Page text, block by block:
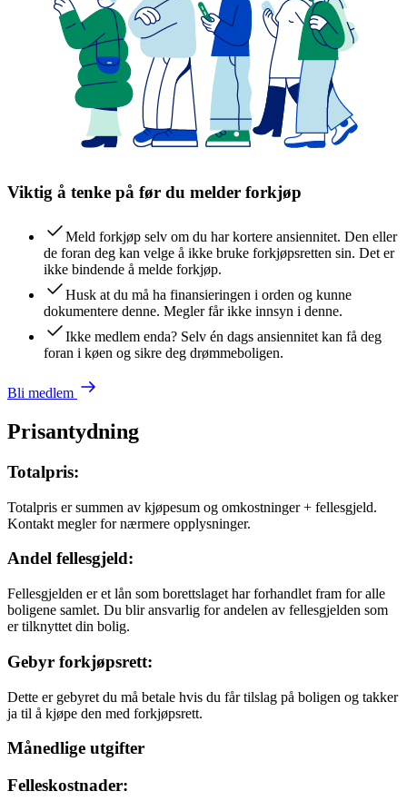
Viktig å tenke på før du melder forkjøp
Meld forkjøp selv om du har kortere ansiennitet. Den eller
de foran deg kan velge å ikke bruke forkjøpsretten sin. Det er
ikke bindende å melde forkjøp.
Husk at du må ha finansieringen i orden og kunne
dokumentere denne. Megler får ikke innsyn i denne.
Ikke medlem enda? Selv én dags ansiennitet kan få deg
foran i køen og sikre deg drømmeboligen.
Bli medlem
Prisantydning
Totalpris:
Totalpris er summen av kjøpesum og omkostninger + fellesgjeld.
Kontakt megler for nærmere opplysninger.
Andel fellesgjeld:
Fellesgjelden er et lån som borettslaget har forhandlet fram for alle
boligene samlet. Du blir ansvarlig for andelen av fellesgjelden som
er tilknyttet din bolig.
Gebyr forkjøpsrett:
Dette er gebyret du må betale hvis du får tilslag på boligen og takker
ja til å kjøpe den med forkjøpsrett.
Månedlige utgifter
Felleskostnader: